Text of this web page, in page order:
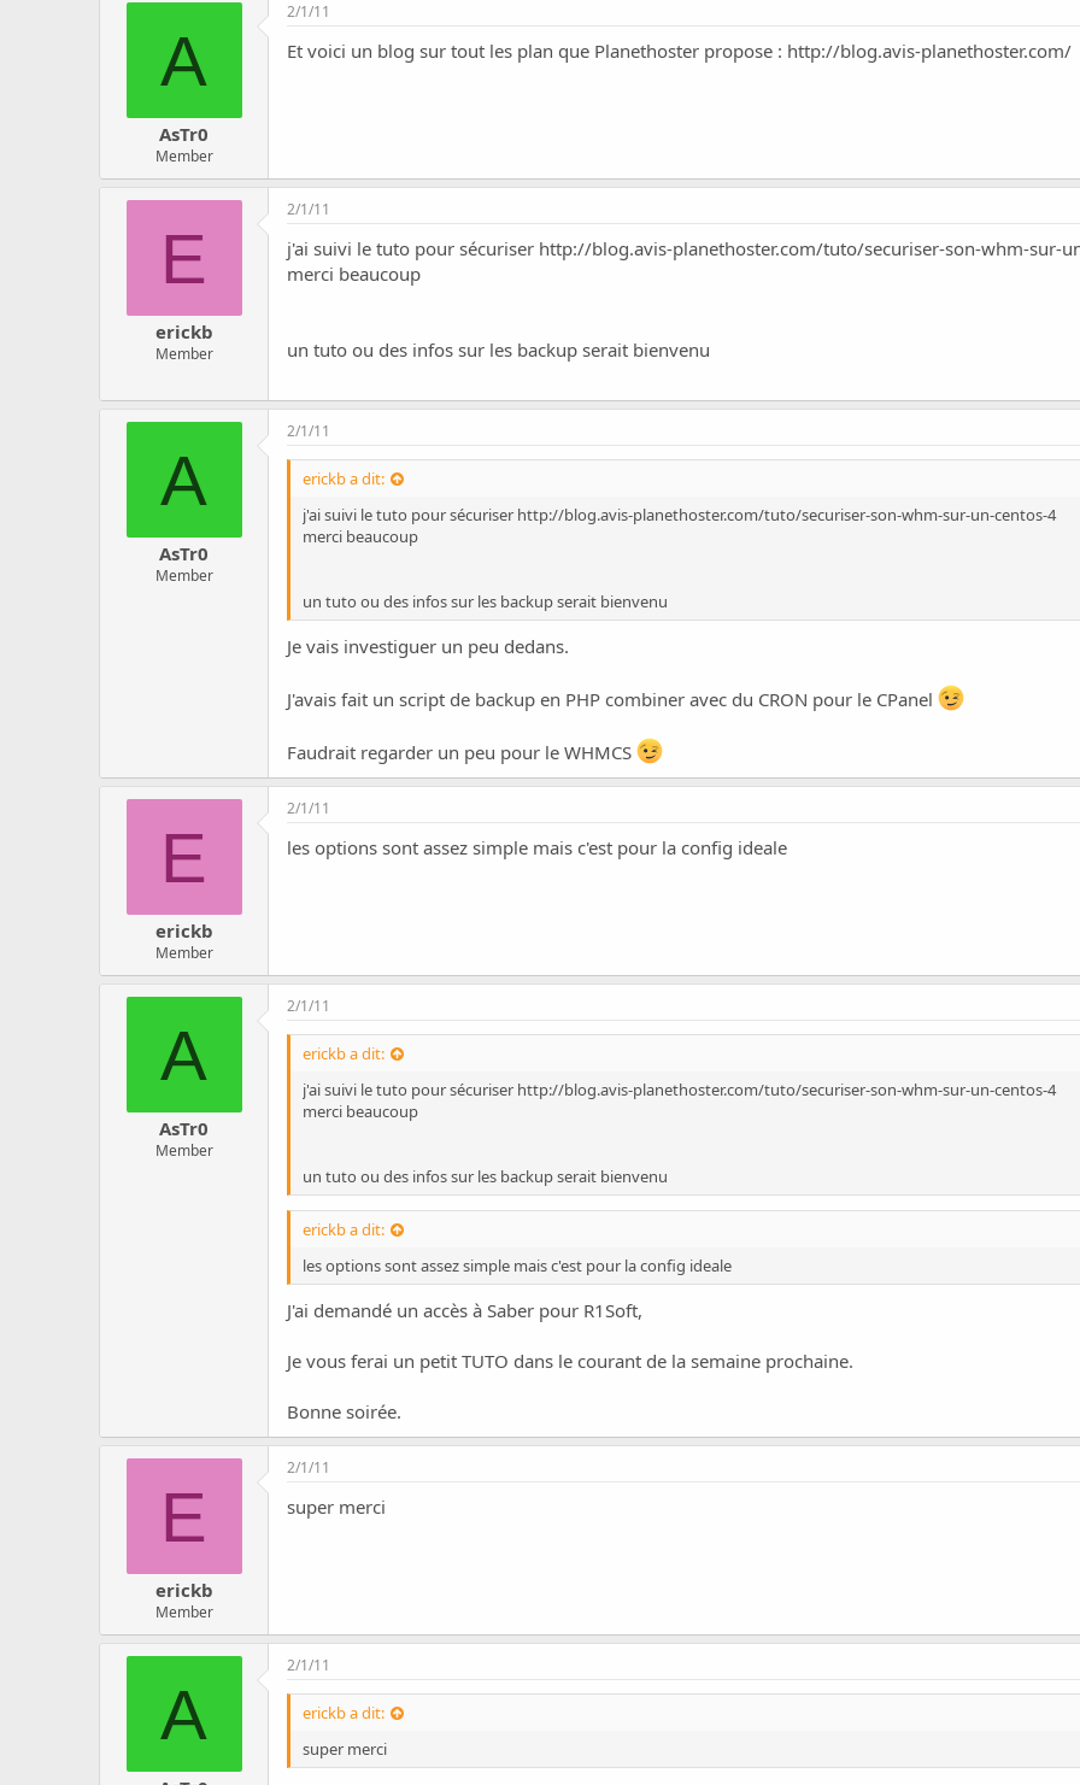
A
AsTr0
Member
2/1/11
Et voici un blog sur tout les plan que Planethoster propose : http://blog.avis-planethoster.com/
E
erickb
Member
2/1/11
j'ai suivi le tuto pour sécuriser http://blog.avis-planethoster.com/tuto/securiser-son-whm-sur-
merci beaucoup
un tuto ou des infos sur les backup serait bienvenu
A
AsTr0
Member
2/1/11
erickb a dit:
j'ai suivi le tuto pour sécuriser http://blog.avis-planethoster.com/tuto/securiser-son-whm-sur-un-centos-4
merci beaucoup
un tuto ou des infos sur les backup serait bienvenu
Je vais investiguer un peu dedans.
J'avais fait un script de backup en PHP combiner avec du CRON pour le CPanel
Faudrait regarder un peu pour le WHMCS
E
erickb
Member
2/1/11
les options sont assez simple mais c'est pour la config ideale
A
AsTr0
Member
2/1/11
erickb a dit:
j'ai suivi le tuto pour sécuriser http://blog.avis-planethoster.com/tuto/securiser-son-whm-sur-un-centos-4
merci beaucoup
un tuto ou des infos sur les backup serait bienvenu
erickb a dit:
les options sont assez simple mais c'est pour la config ideale
J'ai demandé un accès à Saber pour R1Soft,
Je vous ferai un petit TUTO dans le courant de la semaine prochaine.
Bonne soirée.
E
erickb
Member
2/1/11
super merci
A
2/1/11
erickb a dit:
super merci